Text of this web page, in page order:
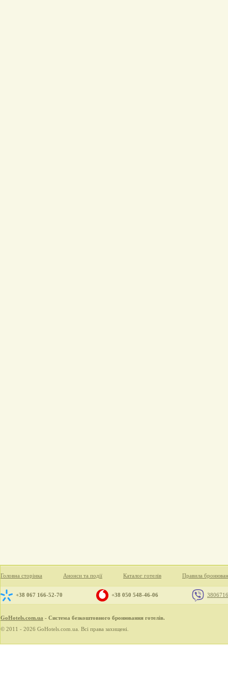
Головна сторінка Анонси та події Каталог готелів Правила
+38 067 166-52-70 +38 050 548-46-06
GoHotels.com.ua - Система безкоштовного бронювання готелів.
© 2011 - 2026 GoHotels.com.ua. Всі права захищені.